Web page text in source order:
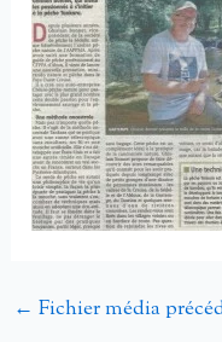
← Fichier média